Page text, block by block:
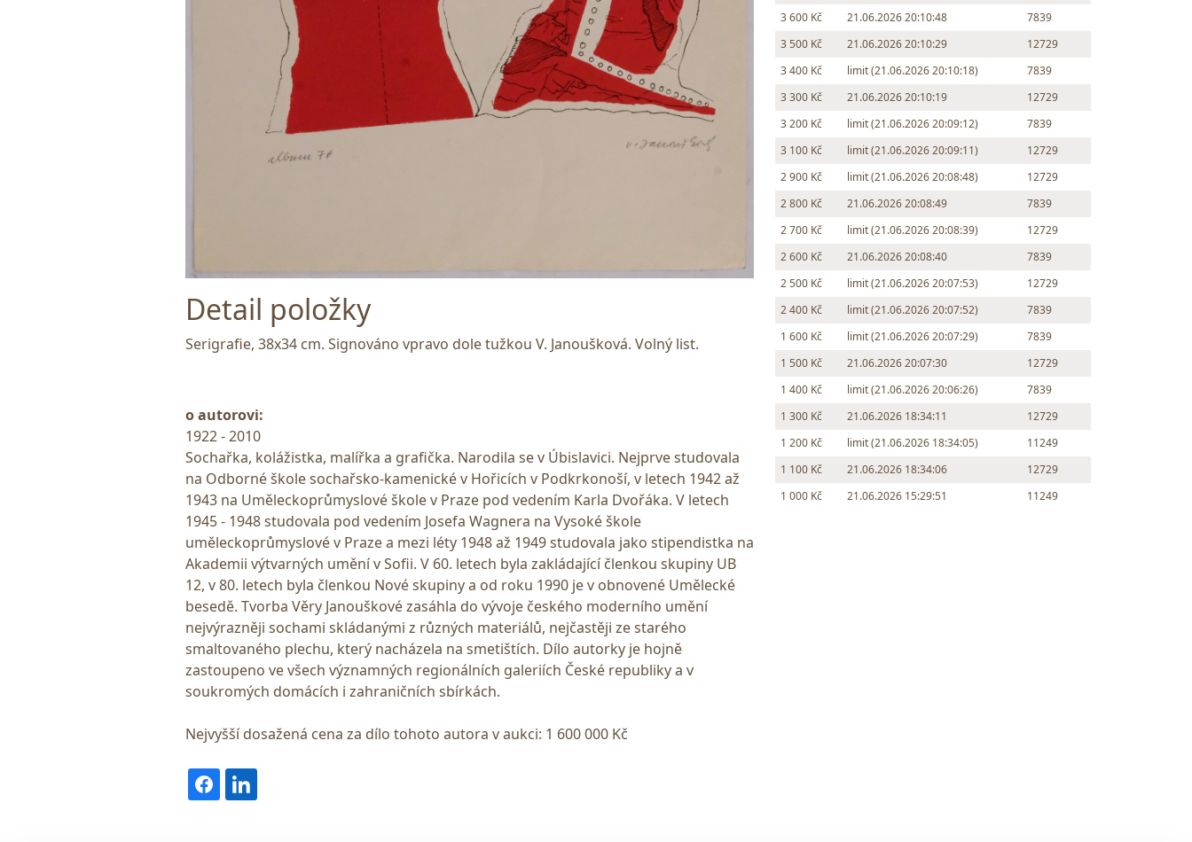
Detail položky
Serigrafie, 38x34 cm. Signováno vpravo dole tužkou V. Janoušková. Volný list.
o autorovi:
1922 - 2010
Sochařka, kolážistka, malířka a grafička. Narodila se v Úbislavici. Nejprve studovala
na Odborné škole sochařsko-kamenické v Hořicích v Podkrkonoší, v letech 1942 až
1943 na Uměleckoprůmyslové škole v Praze pod vedením Karla Dvořáka. V letech
1945 - 1948 studovala pod vedením Josefa Wagnera na Vysoké škole
uměleckoprůmyslové v Praze a mezi léty 1948 až 1949 studovala jako stipendistka na
Akademii výtvarných umění v Sofii. V 60. letech byla zakládající členkou skupiny UB
12, v 80. letech byla členkou Nové skupiny a od roku 1990 je v obnovené Umělecké
besedě. Tvorba Věry Janouškové zasáhla do vývoje českého moderního umění
nejvýrazněji sochami skládanými z různých materiálů, nejčastěji ze starého
smaltovaného plechu, který nacházela na smetištích. Dílo autorky je hojně
zastoupeno ve všech významných regionálních galeriích České republiky a v
soukromých domácích i zahraničních sbírkách.
Nejvyšší dosažená cena za dílo tohoto autora v aukci: 1 600 000 Kč
3 600 Kč
21.06.2026 20:10:48
7839
3 500 Kč
21.06.2026 20:10:29
12729
3 400 Kč
limit (21.06.2026 20:10:18)
7839
3 300 Kč
21.06.2026 20:10:19
12729
3 200 Kč
limit (21.06.2026 20:09:12)
7839
3 100 Kč
limit (21.06.2026 20:09:11)
12729
2 900 Kč
limit (21.06.2026 20:08:48)
12729
2 800 Kč
21.06.2026 20:08:49
7839
2 700 Kč
limit (21.06.2026 20:08:39)
12729
2 600 Kč
21.06.2026 20:08:40
7839
2 500 Kč
limit (21.06.2026 20:07:53)
12729
2 400 Kč
limit (21.06.2026 20:07:52)
7839
1 600 Kč
limit (21.06.2026 20:07:29)
7839
1 500 Kč
21.06.2026 20:07:30
12729
1 400 Kč
limit (21.06.2026 20:06:26)
7839
1 300 Kč
21.06.2026 18:34:11
12729
1 200 Kč
limit (21.06.2026 18:34:05)
11249
1 100 Kč
21.06.2026 18:34:06
12729
1 000 Kč
21.06.2026 15:29:51 11249